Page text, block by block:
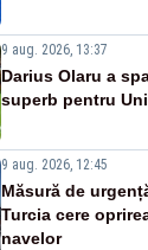
9 aug. 2026, 13:37
Darius Olaru a
superb pentru
9 aug. 2026, 12:45
Măsură de
Turcia cere
navelor